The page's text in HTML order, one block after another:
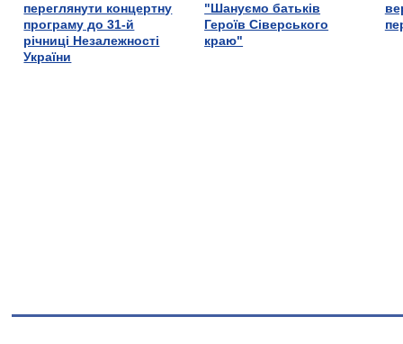
переглянути концертну
програму до 31-й
річниці Незалежності
України
"Шануємо батьків
Героїв Сіверського
краю"